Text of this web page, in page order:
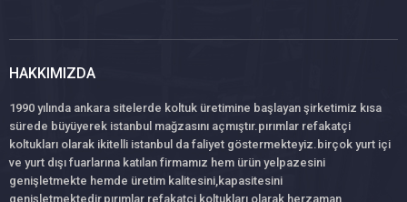
HAKKIMIZDA
1990 yılında ankara sitelerde koltuk üretimine başlayan şirketimiz kısa
sürede büyüyerek istanbul mağzasını açmıştır.pırımlar refakatçi
koltukları olarak ikitelli istanbul da faliyet göstermekteyiz.birçok yurt içi
ve yurt dışı fuarlarına katılan firmamız hem ürün yelpazesini
genişletmekte hemde üretim kalitesini,kapasitesini
genişletmektedir,pırımlar refakatçi koltukları olarak herzaman